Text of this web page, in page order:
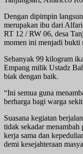
Dengan dipimpin
merupakan ibu dari
RT 12 / RW 06, desa
momen ini menjadi bukti
Sebanyak 99 kilogram
Empang milik Ustadz
biak dengan baik.
“Ini semua guna
berharga bagi warga
Suasana kegiatan
tidak sekadar
kerja sama dan
demi kesejahteraan